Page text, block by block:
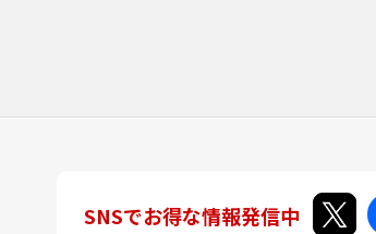
SNSでお得な情報発信中